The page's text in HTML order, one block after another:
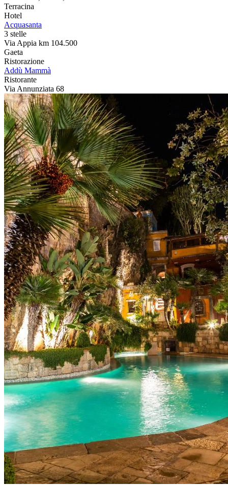
Terracina
Hotel
Acquasanta
3 stelle
Via Appia km 104.500
Gaeta
Ristorazione
Addù Mammà
Ristorante
Via Annunziata 68